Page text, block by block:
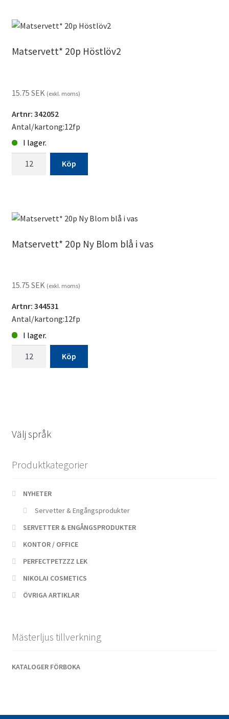
lavendel
mängd
Matservett* 20p Höstlöv2
15.75 SEK (exkl. moms)
Artnr: 342052
Antal/kartong:12fp
I lager.
Köp
Matservett* 20p Ny Blom blå i vas
15.75 SEK (exkl. moms)
Artnr: 344531
Antal/kartong:12fp
I lager.
mängd
Köp
Välj språk
Produktkategorier
NYHETER
Servetter & Engångsprodukter
SERVETTER & ENGÅNGSPRODUKTER
KONTOR / OFFICE
PERFECTPETZZZ LEK
NIKOLAI COSMETICS
ÖVRIGA ARTIKLAR
Mästerljus tillverkning
KATALOGER FÖRBOKA